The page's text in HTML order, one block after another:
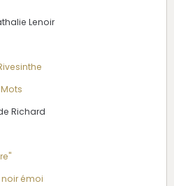
Lenoir
Richard
noir émoi